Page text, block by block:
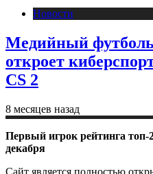
Новости
Медийный
откроет
CS 2
8 месяцев назад
Первый игрок рейтинга топ-
декабря
Сайт является полностью